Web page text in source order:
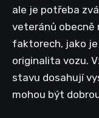
ale je potřeba
veteránů obecně
faktorech, jako je
originalita vozu.
stavu dosahují
mohou být